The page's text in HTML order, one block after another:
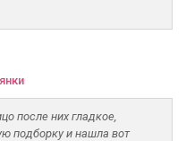
после них гладкое,
подборку и нашла вот